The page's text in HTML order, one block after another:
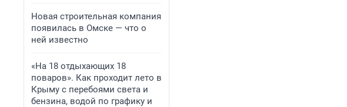
Новая строительная компания
появилась в Омске — что о
ней известно
«На 18 отдыхающих 18
поваров». Как проходит лето в
Крыму с перебоями света и
бензина, водой по графику и